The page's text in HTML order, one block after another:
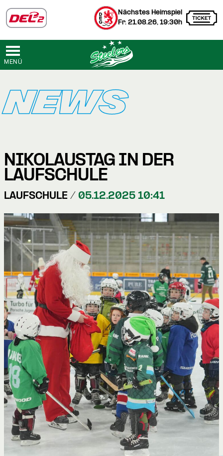
Nächstes Heimspiel
Fr. 21.08.26, 19:30h
MENÜ
NEWS
NIKOLAUSTAG IN DER
LAUFSCHULE
LAUFSCHULE / 05.12.2025 10:41